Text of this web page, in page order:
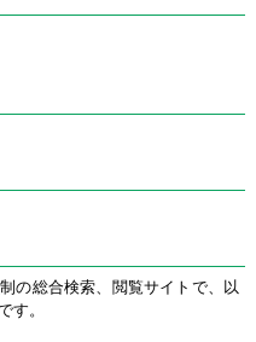
の総合検索、閲覧サイトで、以
す。